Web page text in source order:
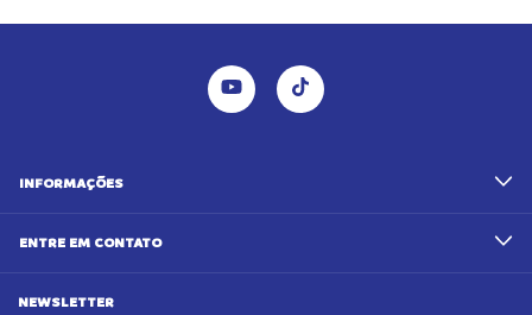
INFORMAÇÕES
ENTRE EM CONTATO
NEWSLETTER